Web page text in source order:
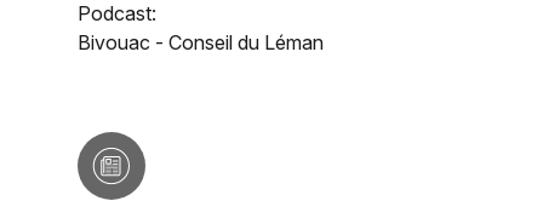
Podcast:
Bivouac - Conseil du Léman